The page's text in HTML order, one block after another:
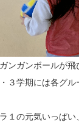
ガンガンボールが
３学期には各グ
１の元気いっぱ